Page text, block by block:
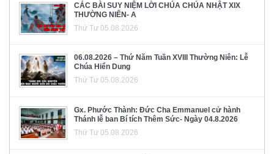
CÁC BÀI SUY NIỆM LỜI CHÚA CHÚA NHẬT XIX
THƯỜNG NIÊN- A
Thứ Tư 05.08.2026
06.08.2026 – Thứ Năm Tuần XVIII Thường Niên: Lễ
Chúa Hiển Dung
Thứ Tư 05.08.2026
Gx. Phước Thành: Đức Cha Emmanuel cử hành
Thánh lễ ban Bí tích Thêm Sức- Ngày 04.8.2026
Thứ Tư 05.08.2026